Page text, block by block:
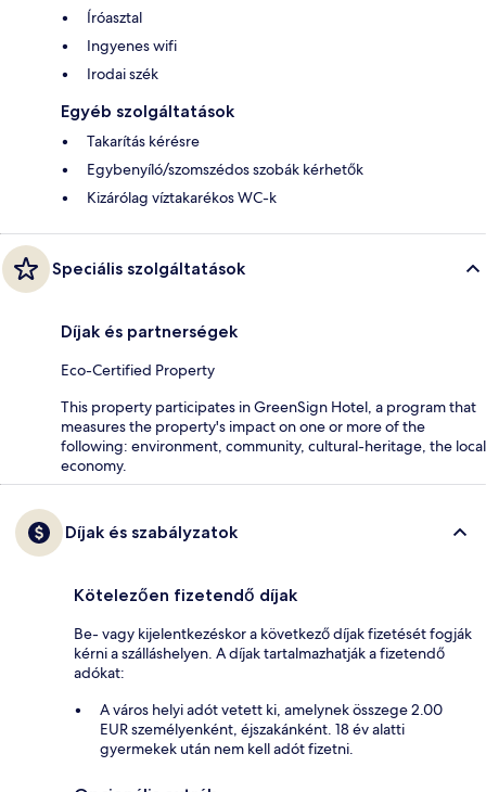
Íróasztal
Ingyenes wifi
Irodai szék
Egyéb szolgáltatások
Takarítás kérésre
Egybenyíló/szomszédos szobák kérhetők
Kizárólag víztakarékos WC-k
Speciális szolgáltatások
Díjak és partnerségek
Eco-Certified Property
This property participates in GreenSign Hotel, a program that
measures the property's impact on one or more of the
following: environment, community, cultural-heritage, the local
economy.
Díjak és szabályzatok
Kötelezően fizetendő díjak
Be- vagy kijelentkezéskor a következő díjak fizetését fogják
kérni a szálláshelyen. A díjak tartalmazhatják a fizetendő
adókat:
A város helyi adót vetett ki, amelynek összege 2.00
EUR személyenként, éjszakánként. 18 év alatti
gyermekek után nem kell adót fizetni.